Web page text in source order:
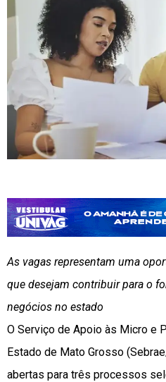
As vagas representam uma
que desejam contribuir para o
negócios no estado
O Serviço de Apoio às Micro e
Estado de Mato Grosso
abertas para três processos